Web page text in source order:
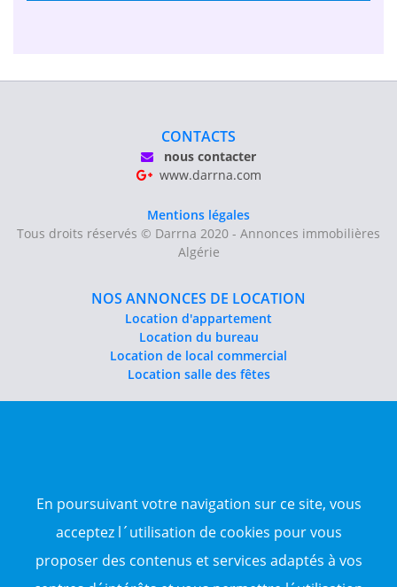
En poursuivant votre navigation sur ce site, vous
acceptez l´utilisation de cookies pour vous
proposer des contenus et services adaptés à vos
CONTACTS
nous contacter
www.darrna.com
Mentions légales
Tous droits réservés © Darrna 2020 - Annonces immobilières
Algérie
NOS ANNONCES DE LOCATION
Location d'appartement
Location du bureau
Location de local commercial
Location salle des fêtes
Sitemap
TOP WILAYA
Annonce à 16-Alger
Annonce à 23-Annaba